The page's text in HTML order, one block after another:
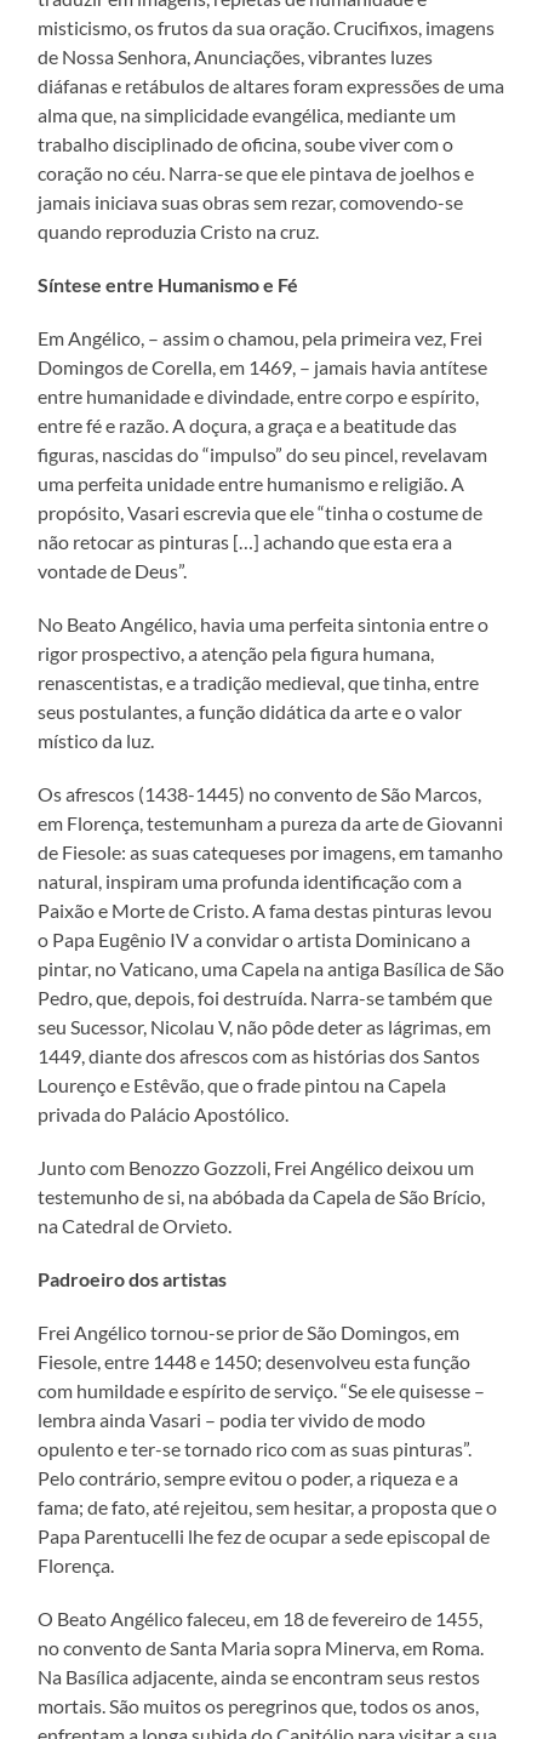
misticismo, os frutos da sua oração. Crucifixos, imagens
de Nossa Senhora, Anunciações, vibrantes luzes
diáfanas e retábulos de altares foram expressões de uma
alma que, na simplicidade evangélica, mediante um
trabalho disciplinado de oficina, soube viver com o
coração no céu. Narra-se que ele pintava de joelhos e
jamais iniciava suas obras sem rezar, comovendo-se
quando reproduzia Cristo na cruz.
Síntese entre Humanismo e Fé
Em Angélico, – assim o chamou, pela primeira vez, Frei
Domingos de Corella, em 1469, – jamais havia antítese
entre humanidade e divindade, entre corpo e espírito,
entre fé e razão. A doçura, a graça e a beatitude das
figuras, nascidas do “impulso” do seu pincel, revelavam
uma perfeita unidade entre humanismo e religião. A
propósito, Vasari escrevia que ele “tinha o costume de
não retocar as pinturas […] achando que esta era a
vontade de Deus”.
No Beato Angélico, havia uma perfeita sintonia entre o
rigor prospectivo, a atenção pela figura humana,
renascentistas, e a tradição medieval, que tinha, entre
seus postulantes, a função didática da arte e o valor
místico da luz.
Os afrescos (1438-1445) no convento de São Marcos,
em Florença, testemunham a pureza da arte de Giovanni
de Fiesole: as suas catequeses por imagens, em tamanho
natural, inspiram uma profunda identificação com a
Paixão e Morte de Cristo. A fama destas pinturas levou
o Papa Eugênio IV a convidar o artista Dominicano a
pintar, no Vaticano, uma Capela na antiga Basílica de São
Pedro, que, depois, foi destruída. Narra-se também que
seu Sucessor, Nicolau V, não pôde deter as lágrimas, em
1449, diante dos afrescos com as histórias dos Santos
Lourenço e Estêvão, que o frade pintou na Capela
privada do Palácio Apostólico.
Junto com Benozzo Gozzoli, Frei Angélico deixou um
testemunho de si, na abóbada da Capela de São Brício,
na Catedral de Orvieto.
Padroeiro dos artistas
Frei Angélico tornou-se prior de São Domingos, em
Fiesole, entre 1448 e 1450; desenvolveu esta função
com humildade e espírito de serviço. “Se ele quisesse –
lembra ainda Vasari – podia ter vivido de modo
opulento e ter-se tornado rico com as suas pinturas”.
Pelo contrário, sempre evitou o poder, a riqueza e a
fama; de fato, até rejeitou, sem hesitar, a proposta que o
Papa Parentucelli lhe fez de ocupar a sede episcopal de
Florença.
O Beato Angélico faleceu, em 18 de fevereiro de 1455,
no convento de Santa Maria sopra Minerva, em Roma.
Na Basílica adjacente, ainda se encontram seus restos
mortais. São muitos os peregrinos que, todos os anos,